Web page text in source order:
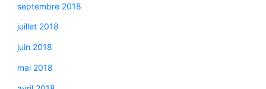
septembre 2018
juillet 2018
juin 2018
mai 2018